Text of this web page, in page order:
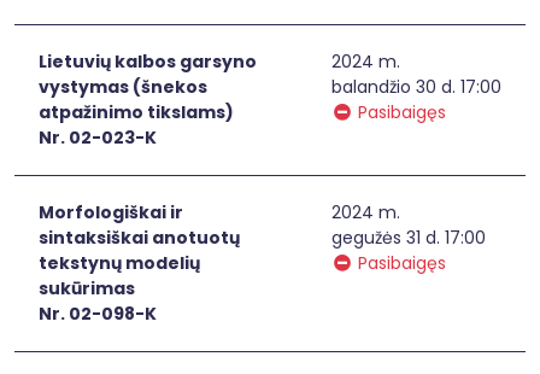
Lietuvių kalbos garsyno
vystymas (šnekos
atpažinimo tikslams)
Nr. 02-023-K
2024 m.
balandžio 30 d. 17:00
Pasibaigęs
Morfologiškai ir
sintaksiškai anotuotų
tekstynų modelių
sukūrimas
Nr. 02-098-K
2024 m.
gegužės 31 d. 17:00
Pasibaigęs